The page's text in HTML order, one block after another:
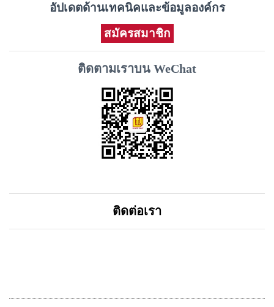
อัปเดตด้านเทคนิคและข้อมูลองค์กร
สมัครสมาชิก
ติดตามเราบน WeChat
ติดต่อเรา